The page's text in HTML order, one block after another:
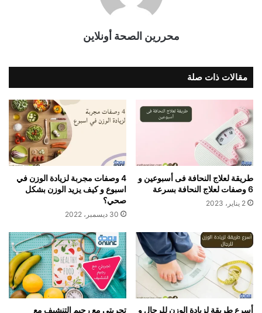
محررين الصحة أونلاين
مقالات ذات صلة
طريقة لعلاج النحافة فى أسبوعين و
6 وصفات لعلاج النحافة بسرعة
2 يناير، 2023
4 وصفات مجربة لزيادة الوزن في
اسبوع و كيف يزيد الوزن بشكل
صحي؟
30 ديسمبر، 2022
أسرع طريقة لزيادة الوزن للرجال و
تجربتي مع رجيم التنشيف مع